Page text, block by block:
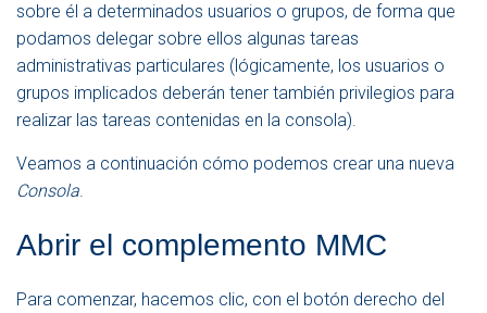
sobre él a determinados usuarios o grupos, de forma que
podamos delegar sobre ellos algunas tareas
administrativas particulares (lógicamente, los usuarios o
grupos implicados deberán tener también privilegios para
realizar las tareas contenidas en la consola).
Veamos a continuación cómo podemos crear una nueva
Consola.
Abrir el complemento MMC
Para comenzar, hacemos clic, con el botón derecho del